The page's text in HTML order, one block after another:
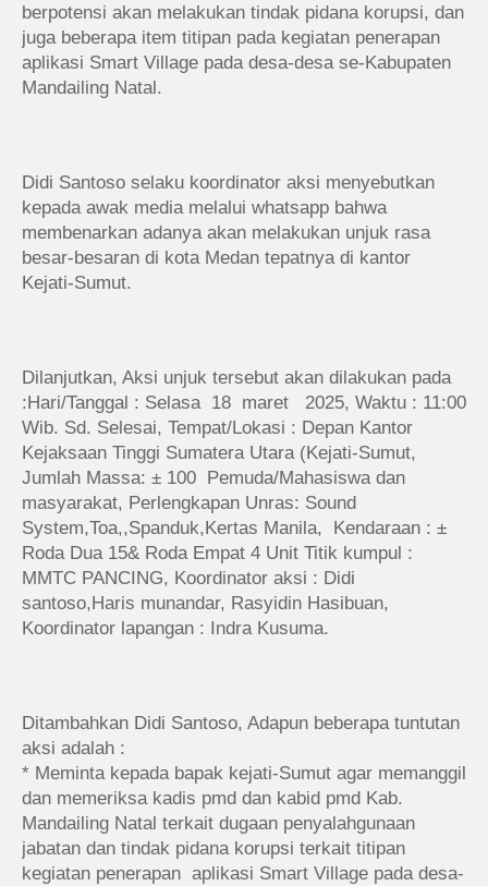
berpotensi akan melakukan tindak pidana korupsi, dan
juga beberapa item titipan pada kegiatan penerapan
aplikasi Smart Village pada desa-desa se-Kabupaten
Mandailing Natal.
Didi Santoso selaku koordinator aksi menyebutkan
kepada awak media melalui whatsapp bahwa
membenarkan adanya akan melakukan unjuk rasa
besar-besaran di kota Medan tepatnya di kantor
Kejati-Sumut.
Dilanjutkan, Aksi unjuk tersebut akan dilakukan pada
:Hari/Tanggal : Selasa 18 maret 2025, Waktu : 11:00
Wib. Sd. Selesai, Tempat/Lokasi : Depan Kantor
Kejaksaan Tinggi Sumatera Utara (Kejati-Sumut,
Jumlah Massa: ± 100 Pemuda/Mahasiswa dan
masyarakat, Perlengkapan Unras: Sound
System,Toa,,Spanduk,Kertas Manila, Kendaraan : ±
Roda Dua 15& Roda Empat 4 Unit Titik kumpul :
MMTC PANCING, Koordinator aksi : Didi
santoso,Haris munandar, Rasyidin Hasibuan,
Koordinator lapangan : Indra Kusuma.
Ditambahkan Didi Santoso, Adapun beberapa tuntutan
aksi adalah :
* Meminta kepada bapak kejati-Sumut agar memanggil
dan memeriksa kadis pmd dan kabid pmd Kab.
Mandailing Natal terkait dugaan penyalahgunaan
jabatan dan tindak pidana korupsi terkait titipan
kegiatan penerapan aplikasi Smart Village pada desa-